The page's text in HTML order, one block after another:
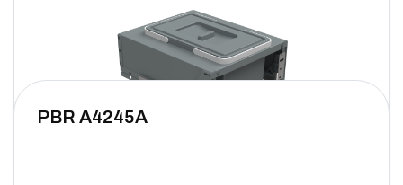
PBR A4245A